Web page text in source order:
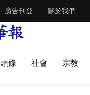
廣告刊登 關於我們
頭條 社會 宗教